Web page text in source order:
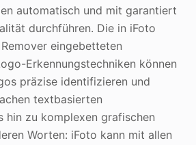
automatisch und mit garantiert
durchführen. Die in iFoto
eingebetteten
Erkennungstechniken können
präzise identifizieren und
textbasierten
hin zu komplexen grafischen
Worten: iFoto kann mit allen